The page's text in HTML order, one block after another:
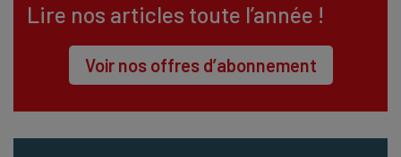
Lire nos articles toute l’année !
Voir nos offres d’abonnement